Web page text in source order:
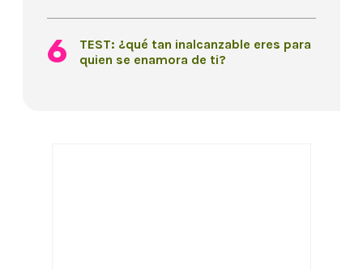
TEST: ¿qué tan inalcanzable eres para
quien se enamora de ti?